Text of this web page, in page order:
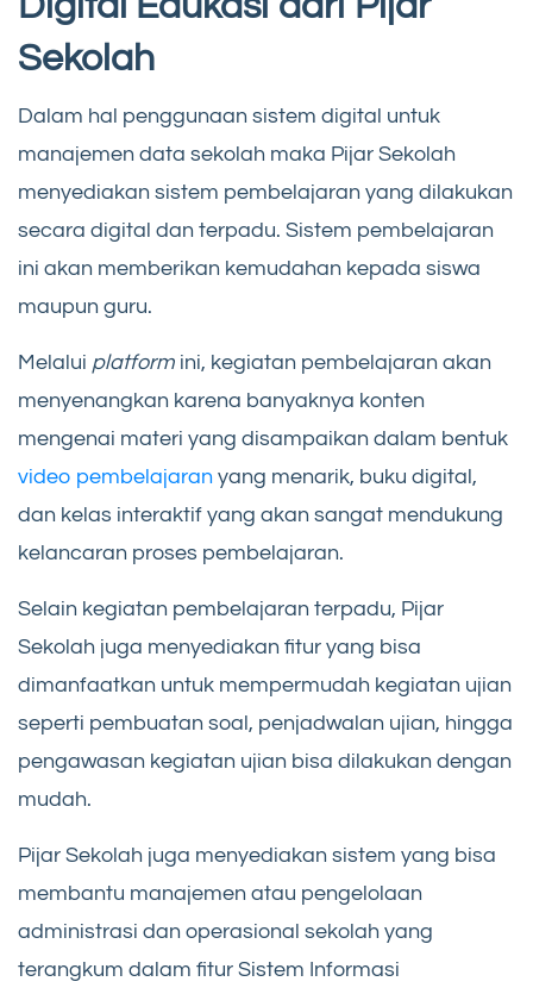
Sekolah
Dalam hal penggunaan sistem digital untuk
manajemen data sekolah maka Pijar Sekolah
menyediakan sistem pembelajaran yang dilakukan
secara digital dan terpadu. Sistem pembelajaran
ini akan memberikan kemudahan kepada siswa
maupun guru.
Melalui platform ini, kegiatan pembelajaran akan
menyenangkan karena banyaknya konten
mengenai materi yang disampaikan dalam bentuk
video pembelajaran yang menarik, buku digital,
dan kelas interaktif yang akan sangat mendukung
kelancaran proses pembelajaran.
Selain kegiatan pembelajaran terpadu, Pijar
Sekolah juga menyediakan fitur yang bisa
dimanfaatkan untuk mempermudah kegiatan ujian
seperti pembuatan soal, penjadwalan ujian, hingga
pengawasan kegiatan ujian bisa dilakukan dengan
mudah.
Pijar Sekolah juga menyediakan sistem yang bisa
membantu manajemen atau pengelolaan
administrasi dan operasional sekolah yang
terangkum dalam fitur Sistem Informasi